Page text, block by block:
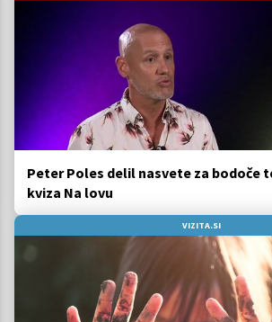
Peter Poles delil nasvete za bodoče
kviza Na lovu
VIZITA.SI